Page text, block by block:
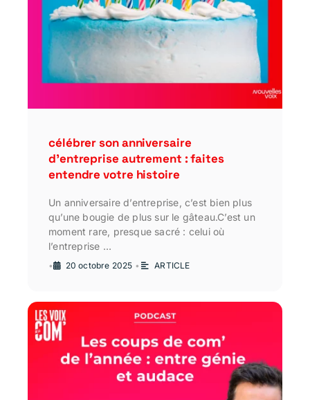
célébrer son anniversaire
d’entreprise autrement : faites
entendre votre histoire
Un anniversaire d’entreprise, c’est bien plus
qu’une bougie de plus sur le gâteau.C’est un
moment rare, presque sacré : celui où
l’entreprise …
• 20 octobre 2025 • ARTICLE